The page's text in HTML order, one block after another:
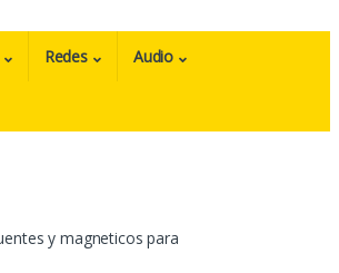
Redes Audio
y magneticos para